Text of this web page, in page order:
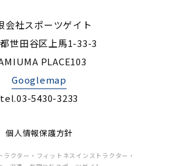
会社スポーツゲイト
世田谷区上馬1-33-3
PLACE103
Googlemap
tel.03-5430-3233
個人情報保護方針
クター・フィットネスインストラクター・